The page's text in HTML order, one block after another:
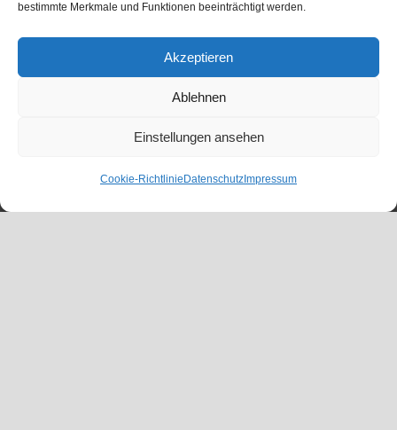
bestimmte Merkmale und Funktionen beeinträchtigt werden.
Akzeptieren
Ablehnen
Einstellungen ansehen
Cookie-Richtlinie Datenschutz Impressum